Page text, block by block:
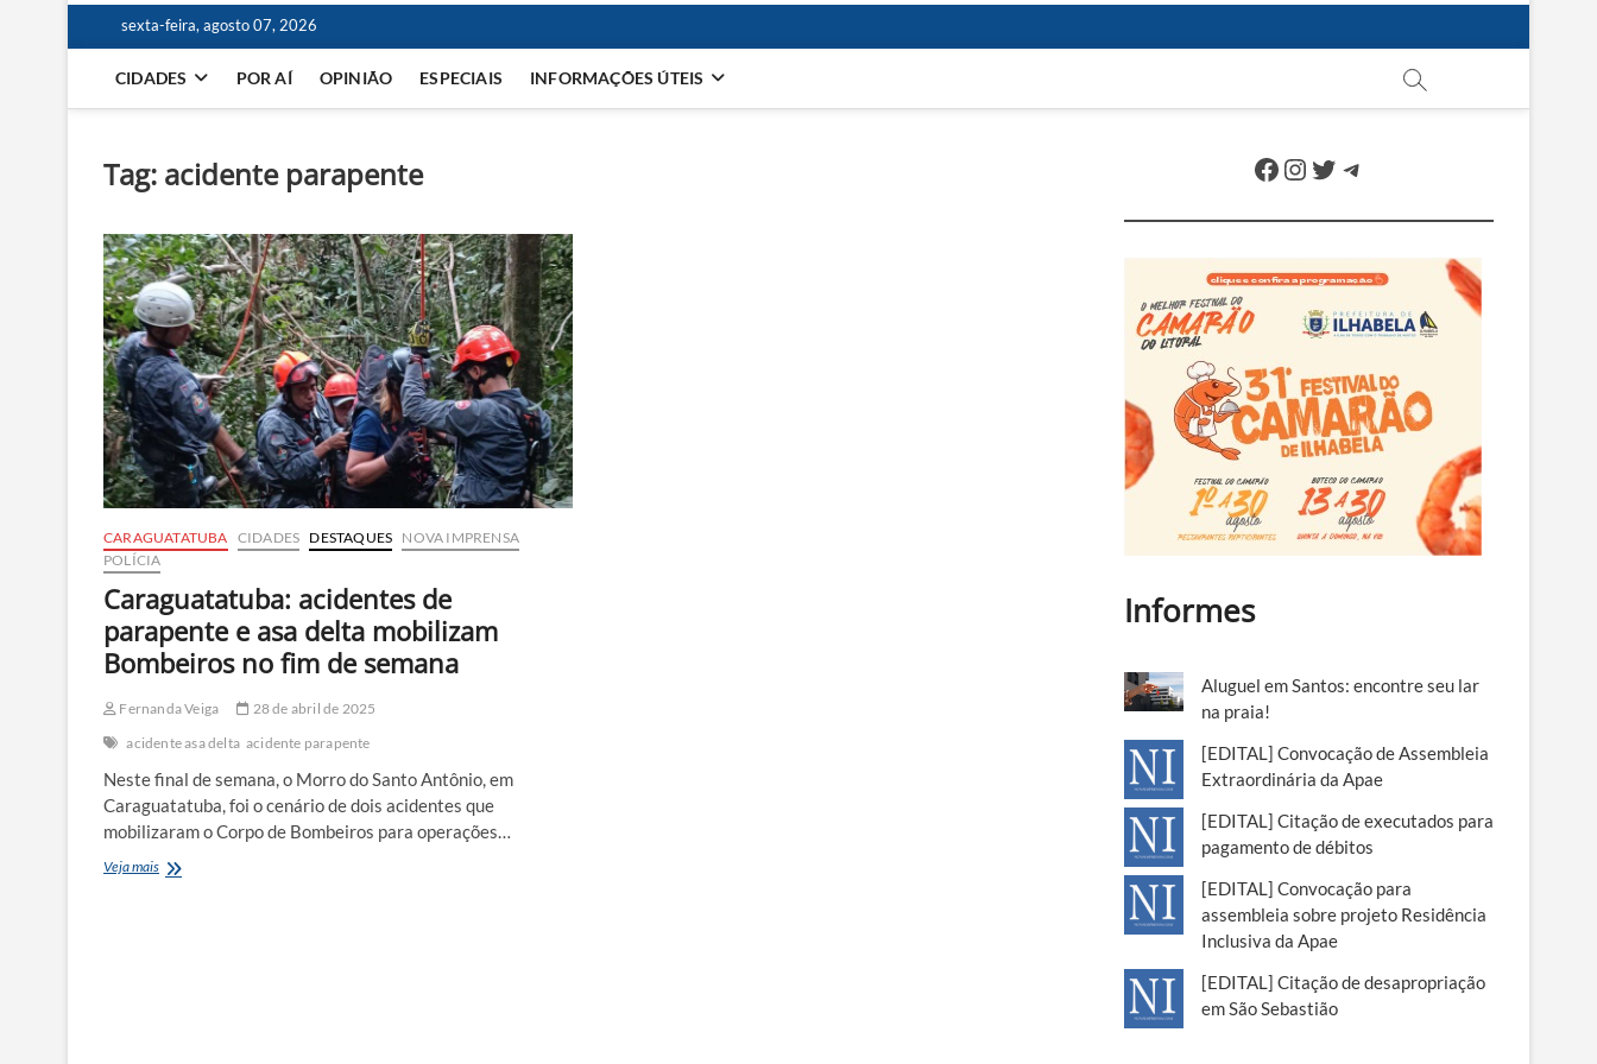
sexta-feira, agosto 07, 2026
CIDADES POR AÍ OPINIÃO ESPECIAIS INFORMAÇÕES ÚTEIS
Tag: acidente parapente
CARAGUATATUBA CIDADES DESTAQUES NOVA IMPRENSA
POLÍCIA
Caraguatatuba: acidentes de
parapente e asa delta mobilizam
Bombeiros no fim de semana
Fernanda Veiga
28 de abril de 2025
acidente asa delta acidente parapente
Neste final de semana, o Morro do Santo Antônio, em
Caraguatatuba, foi o cenário de dois acidentes que
mobilizaram o Corpo de Bombeiros para operações…
Veja maisCaraguatatuba:
Facebook
Instagram
Twitter
Telegram
Informes
Aluguel em Santos: encontre seu lar
na praia!
[EDITAL] Convocação de Assembleia
Extraordinária da Apae
[EDITAL] Citação de executados para
pagamento de débitos
[EDITAL] Convocação para
assembleia sobre projeto Residência
Inclusiva da Apae
[EDITAL] Citação de desapropriação
em São Sebastião